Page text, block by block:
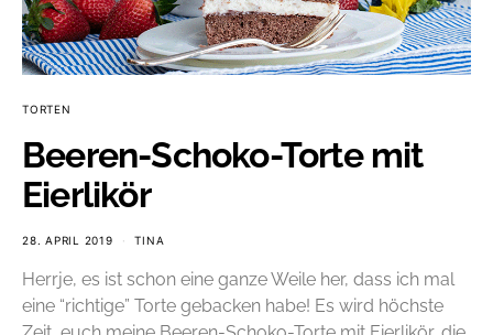
TORTEN
Beeren-Schoko-Torte mit
Eierlikör
28. APRIL 2019 TINA
Herrje, es ist schon eine ganze Weile her, dass ich mal
eine “richtige” Torte gebacken habe! Es wird höchste